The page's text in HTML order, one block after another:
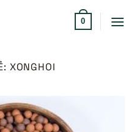
0
XONGHOI